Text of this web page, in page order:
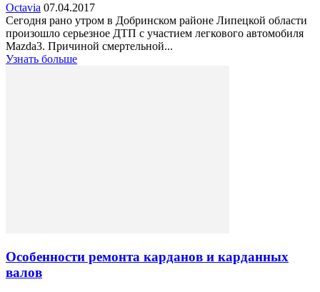
Octavia 07.04.2017
Сегодня рано утром в Добринском районе Липецкой области
произошло серьезное ДТП с участием легкового автомобиля
Mazda3. Причиной смертельной...
Узнать больше
Особенности ремонта карданов и карданных
валов